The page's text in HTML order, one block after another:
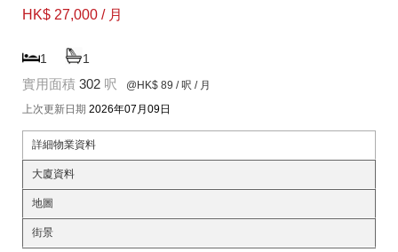
HK$ 27,000 / 月
1 1
實用面積 302 呎 @HK$ 89 / 呎 / 月
上次更新日期 2026年07月09日
詳細物業資料
大廈資料
地圖
街景